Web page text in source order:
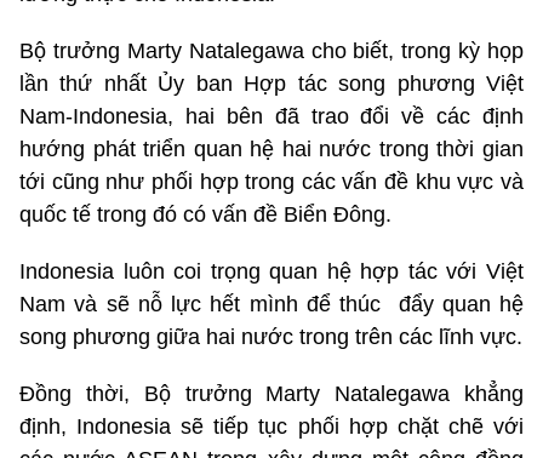
Bộ trưởng Marty Natalegawa cho biết, trong kỳ họp
lần thứ nhất Ủy ban Hợp tác song phương Việt
Nam-Indonesia, hai bên đã trao đổi về các định
hướng phát triển quan hệ hai nước trong thời gian
tới cũng như phối hợp trong các vấn đề khu vực và
quốc tế trong đó có vấn đề Biển Đông.
Indonesia luôn coi trọng quan hệ hợp tác với Việt
Nam và sẽ nỗ lực hết mình để thúc đẩy quan hệ
song phương giữa hai nước trong trên các lĩnh vực.
Đồng thời, Bộ trưởng Marty Natalegawa khẳng
định, Indonesia sẽ tiếp tục phối hợp chặt chẽ với